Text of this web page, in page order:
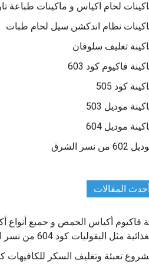
لحام اكياس و ماكينات طباعة
نظام اندكشن سيل لحام طبات
تغليف سلوفان
فاكيوم كود 603
كود 505
موديل 503
موديل 604
من نسر الشرق
أحدث المقالات
فاكيوم أكياس الحمص و جميع أنواع
مثل البقوليات كود 604 من نسر الشرق